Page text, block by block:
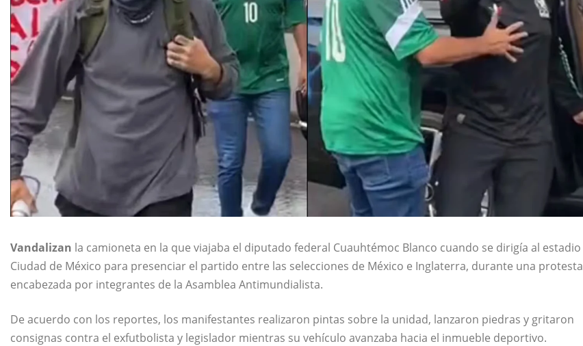
Vandalizan la camioneta en la que viajaba el diputado federal Cuauhtémoc Blanco cuando se dirigía al estadio
Ciudad de México para presenciar el partido entre las selecciones de México e Inglaterra, durante una protesta
encabezada por integrantes de la Asamblea Antimundialista.
De acuerdo con los reportes, los manifestantes realizaron pintas sobre la unidad, lanzaron piedras y gritaron
consignas contra el exfutbolista y legislador mientras su vehículo avanzaba hacia el inmueble deportivo.